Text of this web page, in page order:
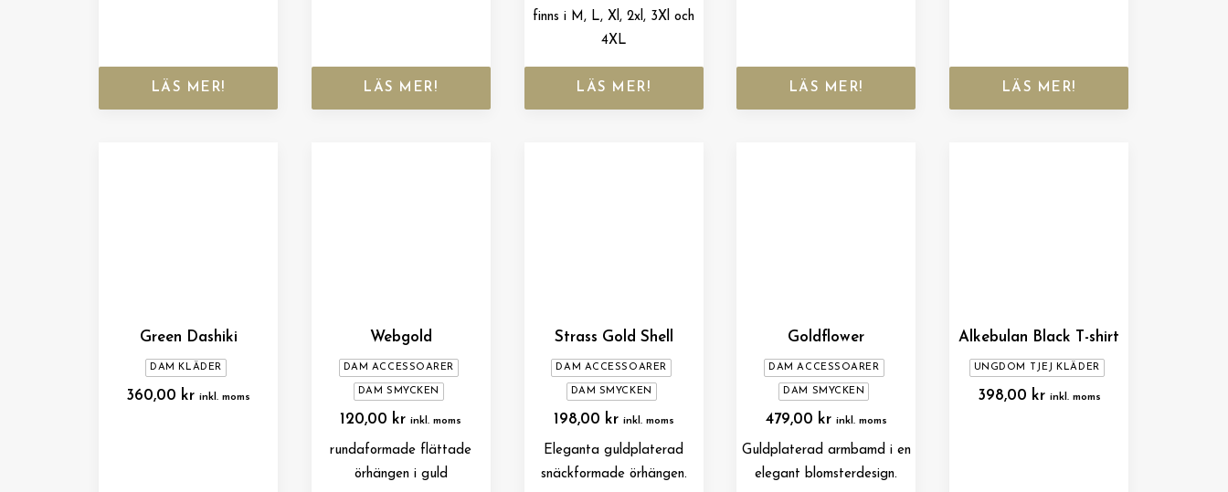
LÄS MER! LÄS MER!
finns i M, L, Xl, 2xl, 3Xl och
4XL
LÄS MER! LÄS MER! LÄS MER!
Green Dashiki
DAM KLÄDER
360,00 kr inkl. moms
Webgold
DAM ACCESSOARER
DAM SMYCKEN
120,00 kr inkl. moms
rundaformade flättade
örhängen i guld
Strass Gold Shell
DAM ACCESSOARER
DAM SMYCKEN
198,00 kr inkl. moms
Eleganta guldplaterad
snäckformade örhängen.
Goldflower
DAM ACCESSOARER
DAM SMYCKEN
479,00 kr inkl. moms
Guldplaterad armbamd i en
elegant blomsterdesign.
Alkebulan Black T-shirt
UNGDOM TJEJ KLÄDER
398,00 kr inkl. moms